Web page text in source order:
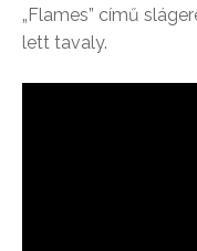
„Flames” című
lett tavaly.